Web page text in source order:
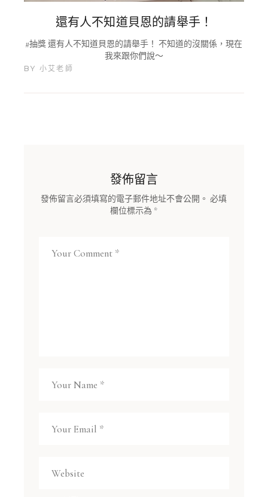
還有人不知道貝恩的請舉手！
#抽獎 還有人不知道貝恩的請舉手！ 不知道的沒關係，現在
我來跟你們說～
BY 小艾老師
發佈留言
發佈留言必須填寫的電子郵件地址不會公開。 必填
欄位標示為 *